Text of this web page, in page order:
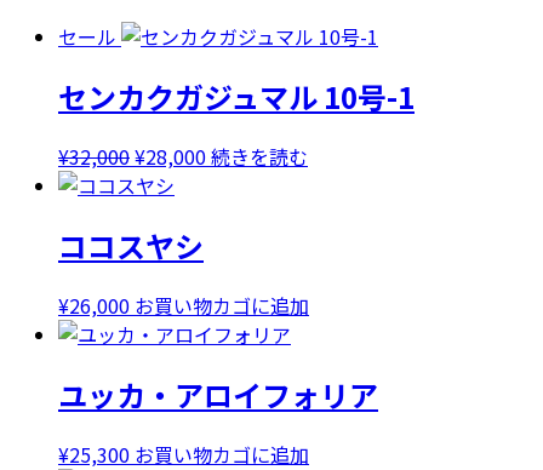
セール
センカクガジュマル 10号-1
¥32,000元
の
格
は
¥32,000
で
た。
¥28,000現
は
¥28,000
す。
続きを読む
ココスヤシ
¥26,000 お買い物カゴに追加
ユッカ・アロイフォリア
¥25,300 お買い物カゴに追加